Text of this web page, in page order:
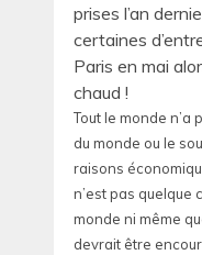
prises l’an
certaines
Paris en mai
chaud !
Tout le monde n’a
du monde ou le
raisons
n’est pas quelque
monde ni même
devrait être